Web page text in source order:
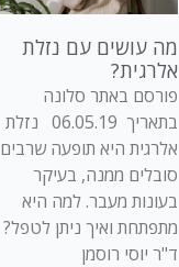
מה עושים עם נזלת
אלרגית?
פורסם באתר סלונה
בתאריך 06.05.19 נזלת
אלרגית היא תופעה שרבים
סובלים ממנה, בעיקר
בעונות מעבר. למה היא
מתפתחת ואיך ניתן לטפל?
ד"ר יוסי רוסמן